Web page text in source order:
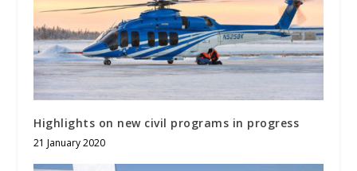
Highlights on new civil programs in progress
21 January 2020